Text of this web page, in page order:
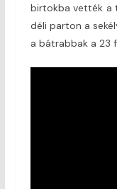
birtokba vették a
déli parton a
a bátrabbak a 23